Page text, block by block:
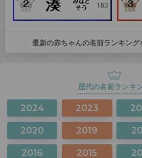
最新の赤ちゃんの名前ランキング
歴代の名前ランキ
2024 2023
2020 2019
2016 2015